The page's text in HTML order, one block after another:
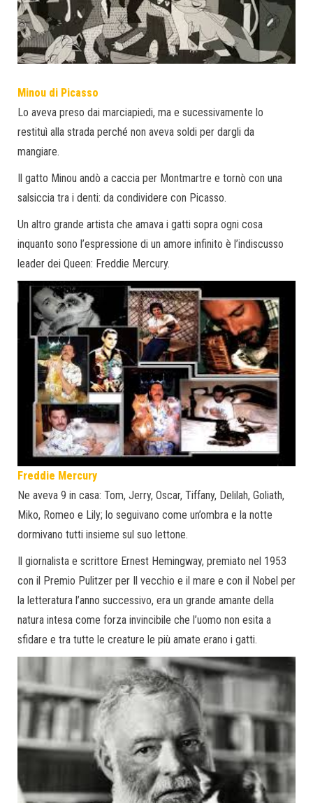
Minou di Picasso
Lo aveva preso dai marciapiedi, ma e sucessivamente lo
restituì alla strada perché non aveva soldi per dargli da
mangiare.
Il gatto Minou andò a caccia per Montmartre e tornò con una
salsiccia tra i denti: da condividere con Picasso.
Un altro grande artista che amava i gatti sopra ogni cosa
inquanto sono l’espressione di un amore infinito è l’indiscusso
leader dei Queen: Freddie Mercury.
Freddie Mercury
Ne aveva 9 in casa: Tom, Jerry, Oscar, Tiffany, Delilah, Goliath,
Miko, Romeo e Lily; lo seguivano come un’ombra e la notte
dormivano tutti insieme sul suo lettone.
Il giornalista e scrittore Ernest Hemingway, premiato nel 1953
con il Premio Pulitzer per Il vecchio e il mare e con il Nobel per
la letteratura l’anno successivo, era un grande amante della
natura intesa come forza invincibile che l’uomo non esita a
sfidare e tra tutte le creature le più amate erano i gatti.